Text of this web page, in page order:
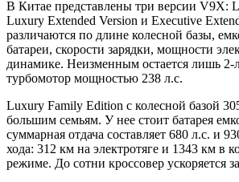
В Китае представлены три версии V9X:
Luxury Extended Version и Executive
различаются по длине колесной базы,
батареи, скорости зарядки, мощности
динамике. Неизменным остается лишь 2-
турбомотор мощностью 238 л.с.
Luxury Family Edition с колесной базой
большим семьям. У нее стоит батарея
суммарная отдача составляет 680 л.с. и
хода: 312 км на электротяге и 1343 км в
режиме. До сотни кроссовер ускоряется